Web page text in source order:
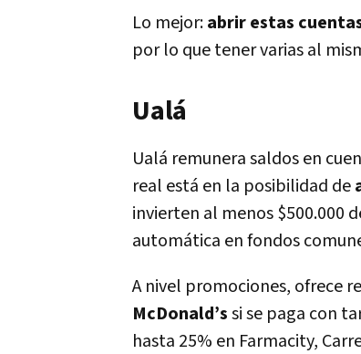
Lo mejor:abrir estas
por lo que tener varias al
Ualá
Ualá remunera saldos en
real está en la posibilidad de
invierten al menos $500.000
automática en fondos
A nivel promociones, ofrece
McDonald’ssi se paga con
hasta 25% en Farmacity,